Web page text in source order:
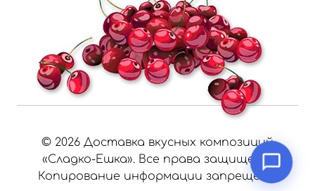
© 2026 Доставка вкусных композиций
«Сладко-Ешка». Все права защищены.
Копирование информации запрещено.